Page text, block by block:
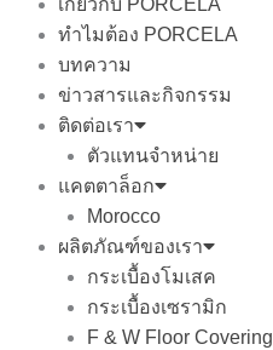
เกี่ยวกับ PORCELA
ทำไมต้อง PORCELA
บทความ
ข่าวสารและกิจกรรม
ติดต่อเรา
ตัวแทนจำหน่าย
แคตตาล็อก
Morocco
ผลิตภัณฑ์ของเรา
กระเบื้องโมเสค
กระเบื้องเซรามิก
F & W Floor Covering